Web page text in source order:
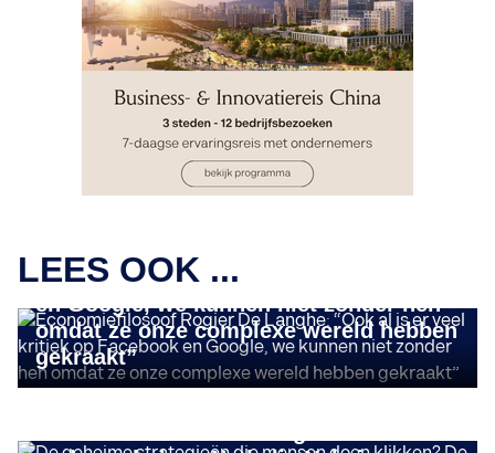
LEES OOK ...
“Ook al is er veel kritiek op Facebook
en Google, we kunnen niet zonder hen
omdat ze onze complexe wereld hebben
gekraakt”
INSIGHTS
INSIGHTS